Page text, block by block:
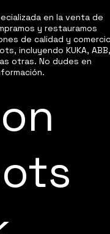
en la venta de
y restauramos
de calidad y
incluyendo KUKA, ABB,
otras. No dudes en